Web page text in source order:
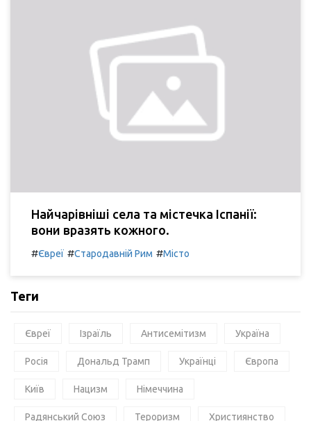
Найчарівніші села та містечка Іспанії:
вони вразять кожного.
#Євреї #Стародавній Рим #Місто
Теги
Євреї Ізраїль Антисемітизм Україна
Росія Дональд Трамп Українці Європа
Київ Нацизм Німеччина
Радянський Союз Тероризм Християнство